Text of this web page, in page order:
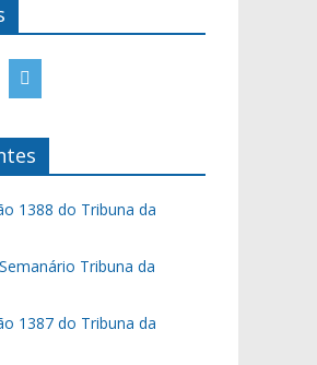
1388 do Tribuna da
Tribuna da
1387 do Tribuna da